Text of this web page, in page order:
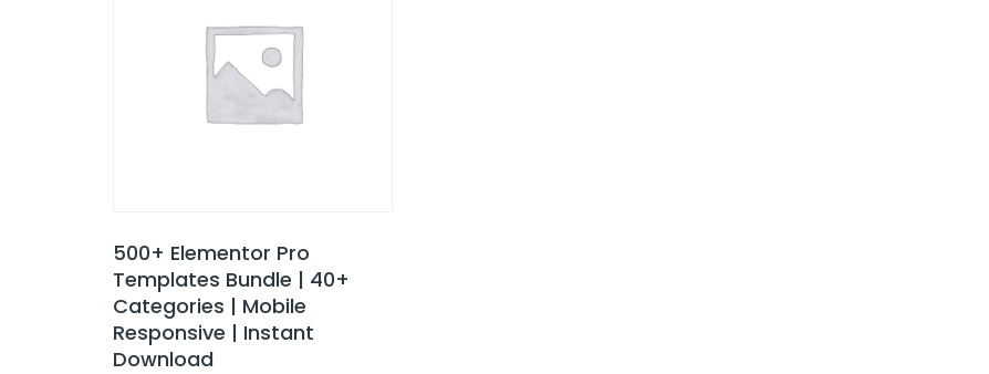
500+ Elementor Pro
Templates Bundle | 40+
Categories | Mobile
Responsive | Instant
Download